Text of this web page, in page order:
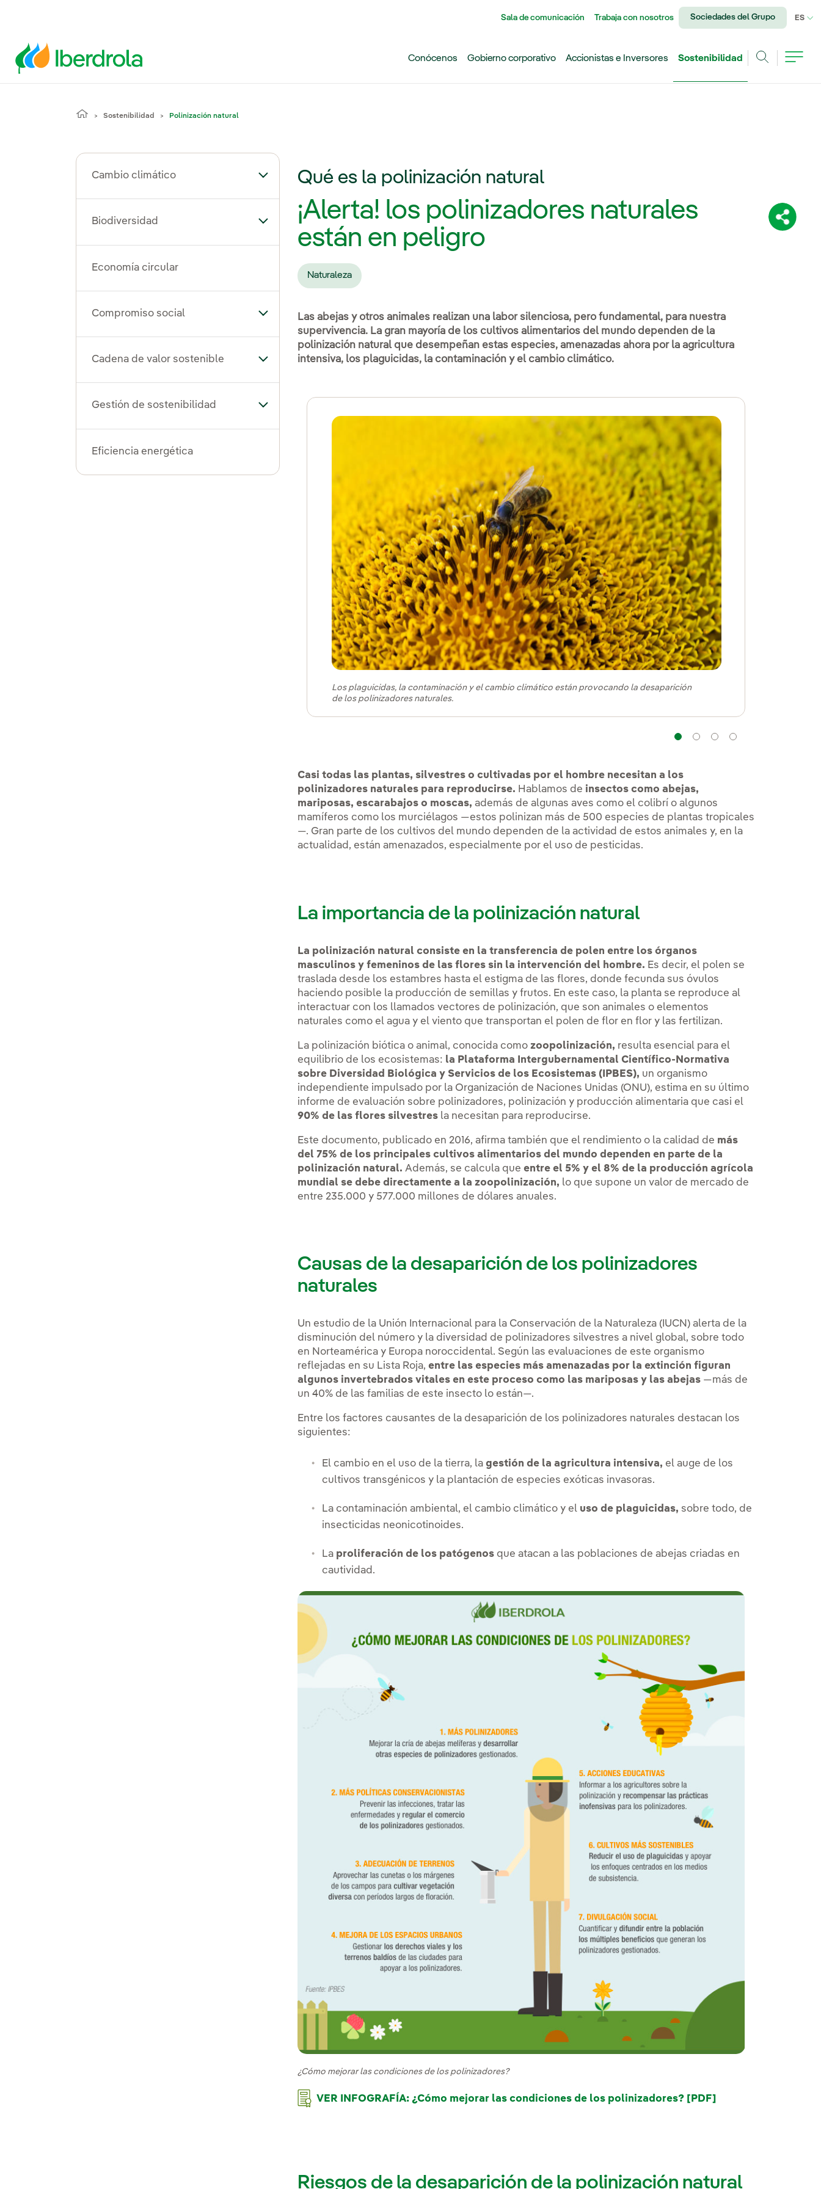
Sala de comunicación Trabaja con nosotros Sociedades del Grupo ES
Conócenos Gobierno corporativo Accionistas e Inversores
Sostenibilidad
Sostenibilidad Polinización natural
Cambio climático Alternar el submenú para Cambio climático
Biodiversidad Alternar el submenú para Biodiversidad
Economía circular
Compromiso social Alternar el submenú para Compromiso social
Cadena de valor sostenible Alternar el submenú para Cadena de valor sostenible
Gestión de sostenibilidad Alternar el submenú para Gestión de sostenibilidad
Eficiencia energética
Qué es la polinización natural
¡Alerta! los polinizadores naturales
están en peligro
Naturaleza
Las abejas y otros animales realizan una labor silenciosa, pero fundamental, para nuestra
supervivencia. La gran mayoría de los cultivos alimentarios del mundo dependen de la
polinización natural que desempeñan estas especies, amenazadas ahora por la agricultura
intensiva, los plaguicidas, la contaminación y el cambio climático.
Los plaguicidas, la contaminación y el cambio climático están provocando la desaparición
de los polinizadores naturales.
Navegación
Navegación
Casi todas las plantas, silvestres o cultivadas por el hombre necesitan a los
polinizadores naturales para reproducirse. Hablamos de insectos como abejas,
mariposas, escarabajos o moscas, además de algunas aves como el colibrí o algunos
mamíferos como los murciélagos —estos polinizan más de 500 especies de plantas tropicales
—. Gran parte de los cultivos del mundo dependen de la actividad de estos animales y, en la
actualidad, están amenazados, especialmente por el uso de pesticidas.
La importancia de la polinización natural
La polinización natural consiste en la transferencia de polen entre los órganos
masculinos y femeninos de las flores sin la intervención del hombre. Es decir, el polen se
traslada desde los estambres hasta el estigma de las flores, donde fecunda sus óvulos
haciendo posible la producción de semillas y frutos. En este caso, la planta se reproduce al
interactuar con los llamados vectores de polinización, que son animales o elementos
naturales como el agua y el viento que transportan el polen de flor en flor y las fertilizan.
La polinización biótica o animal, conocida comozoopolinización, resulta esencial para el
equilibrio de los ecosistemas: la Plataforma Intergubernamental Científico-Normativa
sobre Diversidad Biológica y Servicios de los Ecosistemas (IPBES), un organismo
independiente impulsado por la Organización de Naciones Unidas (ONU), estima en su último
informe de evaluación sobre polinizadores, polinización y producción alimentaria que casi el
90% de las flores silvestres la necesitan para reproducirse.
Este documento, publicado en 2016, afirma también que el rendimiento o la calidad de más
del 75% de los principales cultivos alimentarios del mundo dependen en parte de la
polinización natural. Además, se calcula queentre el 5% y el 8% de la producción agrícola
mundial se debe directamente a la zoopolinización, lo que supone un valor de mercado de
entre 235.000 y 577.000 millones de dólares anuales.
Causas de la desaparición de los polinizadores
naturales
Un estudio de la Unión Internacional para la Conservación de la Naturaleza (IUCN) alerta de la
disminución del número y la diversidad de polinizadores silvestres a nivel global, sobre todo
en Norteamérica y Europa noroccidental. Según las evaluaciones de este organismo
reflejadas en su Lista Roja,entre las especies más amenazadas por la extinción figuran
algunos invertebrados vitales en este proceso como las mariposas y las abejas —más de
un 40% de las familias de este insecto lo están—.
Entre los factores causantes de la desaparición de los polinizadores naturales destacan los
siguientes:
El cambio en el uso de la tierra, lagestión de la agricultura intensiva, el auge de los
cultivos transgénicos y la plantación de especies exóticas invasoras.
La contaminación ambiental, el cambio climático y el uso de plaguicidas, sobre todo, de
insecticidas neonicotinoides.
La proliferación de los patógenos que atacan a las poblaciones de abejas criadas en
cautividad.
¿Cómo mejorar las condiciones de los polinizadores?
VER INFOGRAFÍA: ¿Cómo mejorar las condiciones de los polinizadores? [PDF]
Riesgos de la desaparición de la polinización natural